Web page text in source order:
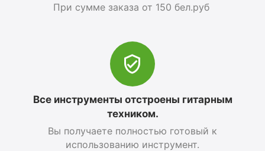
При сумме заказа от 150 бел.руб
Все инструменты отстроены гитарным
техником.
Вы получаете полностью готовый к
использованию инструмент.